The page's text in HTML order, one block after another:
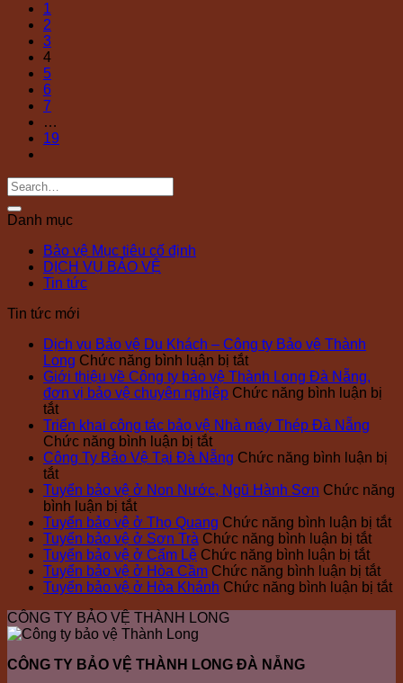
1
2
3
4
5
6
7
…
19
Danh mục
Bảo vệ Mục tiêu cố định
DỊCH VỤ BẢO VỆ
Tin tức
Tin tức mới
Dịch vụ Bảo vệ Du Khách – Công ty Bảo vệ Thành
Long Chức năng bình luận bị tắtở
Dịch
vụ
vệ
Khách
Công
Bảo
vệ
Thành
Long
Giới thiệu về Công ty bảo vệ Thành Long Đà Nẵng,
đơn vị bảo vệ chuyên nghiệp Chức năng bình luận bị
tắtở
Giới
thiệu
về
Công
ty
bảo
vệ
Thành
Long
Đà
Nẵng,
vị
bảo
chuyên
Triển khai công tác bảo vệ Nhà máy Thép Đà Nẵng
Chức năng bình luận bị tắtở
Triển
công
bảo
vệ
Nhà
máy
Thép
Nẵng
Công Ty Bảo Vệ Tại Đà Nẵng Chức năng bình luận bị
tắtở
Công
Ty
Bảo
Vệ
Tại
Đà
Nẵng
Tuyển bảo vệ ở Non Nước, Ngũ Hành Sơn Chức năng
bình luận bị tắtở
Tuyển
bảo
vệ
ở
Non
Ngũ
Hành
Tuyển bảo vệ ở Thọ Quang Chức năng bình luận bị tắtở
ở
Tuyển bảo vệ ở Sơn Trà Chức năng bình luận bị tắtở
bảo
vệ
Tuyển bảo vệ ở Cẩm Lệ Chức năng bình luận bị tắtở
bảo
Tuyển bảo vệ ở Hòa Cầm Chức năng bình luận bị tắtở
Tuyển bảo vệ ở Hòa Khánh Chức năng bình luận bị tắtở
CÔNG TY BẢO VỆ THÀNH LONG
CÔNG TY BẢO VỆ THÀNH LONG ĐÀ NẴNG